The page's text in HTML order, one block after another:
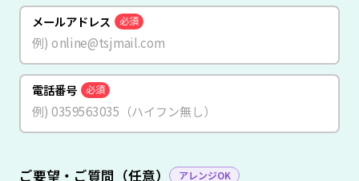
メールアドレス 必須
電話番号 必須
ご要望・ご質問（任意） アレンジOK